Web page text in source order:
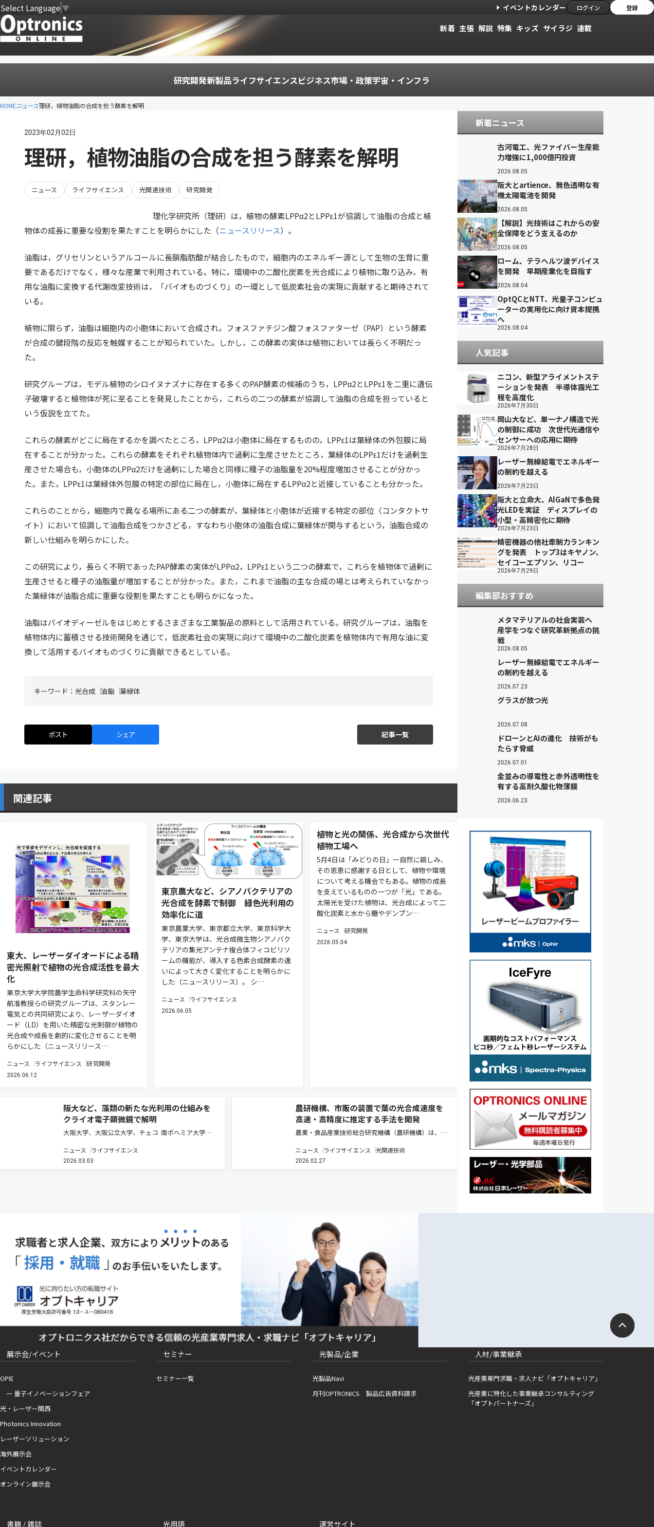
Select Language▼ イベントカレンダー ログイン 登録
新着 主張 解説 特集 キッズ サイラジ 連載
研究開発新製品ライフサイエンスビジネス市場・政策宇宙・インフラ
HOMEニュース理研，植物油脂の合成を担う酵素を解明
2023年02月02日
理研，植物油脂の合成を担う酵素を解明
ニュース ライフサイエンス 光関連技術 研究開発
理化学研究所（理研）は，植物の酵素LPPα2とLPPε1が協調して油脂の合成と植
物体の成長に重要な役割を果たすことを明らかにした（ニュースリリース）。
油脂は，グリセリンというアルコールに長鎖脂肪酸が結合したもので，細胞内のエネルギー源として生物の生育に重
要であるだけでなく，様々な産業で利用されている。特に，環境中の二酸化炭素を光合成により植物に取り込み，有
用な油脂に変換する代謝改変技術は，「バイオものづくり」の一環として低炭素社会の実現に貢献すると期待されて
いる。
植物に限らず，油脂は細胞内の小胞体において合成され，フォスファチジン酸フォスファターゼ（PAP）という酵素
が合成の鍵段階の反応を触媒することが知られていた。しかし，この酵素の実体は植物においては長らく不明だっ
た。
研究グループは，モデル植物のシロイヌナズナに存在する多くのPAP酵素の候補のうち，LPPα2とLPPε1を二重に遺伝
子破壊すると植物体が死に至ることを発見したことから，これらの二つの酵素が協調して油脂の合成を担っていると
いう仮説を立てた。
これらの酵素がどこに局在するかを調べたところ，LPPα2は小胞体に局在するものの，LPPε1は葉緑体の外包膜に局
在することが分かった。これらの酵素をそれぞれ植物体内で過剰に生産させたところ，葉緑体のLPPε1だけを過剰生
産させた場合も，小胞体のLPPα2だけを過剰にした場合と同様に種子の油脂量を20%程度増加させることが分かっ
た。また，LPPε1は葉緑体外包膜の特定の部位に局在し，小胞体に局在するLPPα2と近接していることも分かった。
これらのことから，細胞内で異なる場所にある二つの酵素が，葉緑体と小胞体が近接する特定の部位（コンタクトサ
イト）において協調して油脂合成をつかさどる，すなわち小胞体の油脂合成に葉緑体が関与するという，油脂合成の
新しい仕組みを明らかにした。
この研究により，長らく不明であったPAP酵素の実体がLPPα2，LPPε1という二つの酵素で，これらを植物体で過剰に
生産させると種子の油脂量が増加することが分かった。また，これまで油脂の主な合成の場とは考えられていなかっ
た葉緑体が油脂合成に重要な役割を果たすことも明らかになった。
油脂はバイオディーゼルをはじめとするさまざまな工業製品の原料として活用されている。研究グループは，油脂を
植物体内に蓄積させる技術開発を通じて，低炭素社会の実現に向けて環境中の二酸化炭素を植物体内で有用な油に変
換して活用するバイオものづくりに貢献できるとしている。
キーワード： 光合成 油脂 葉緑体
ポスト シェア 記事一覧
関連記事
東大、レーザーダイオードによる精
密光照射で植物の光合成活性を最大
化
東京大学大学院農学生命科学研究科の矢守
航准教授らの研究グループは、スタンレー
電気との共同研究により、レーザーダイオ
ード（LD）を用いた精密な光制御が植物の
光合成や成長を劇的に変化させることを明
らかにした（ニュースリリース…
ニュース ライフサイエンス 研究開発
2026.06.12
東京農大など、シアノバクテリアの
光合成を酵素で制御 緑色光利用の
効率化に道
東京農業大学、東京都立大学、東京科学大
学、東京大学は、光合成微生物シアノバク
テリアの集光アンテナ複合体フィコビリソ
ームの機能が、導入する色素合成酵素の違
いによって大きく変化することを明らかに
した（ニュースリリース）。 シ…
ニュース ライフサイエンス
2026.06.05
植物と光の関係、光合成から次世代
植物工場へ
5月4日は「みどりの日」ー自然に親しみ、
その恩恵に感謝する日として、植物や環境
について考える機会でもある。植物の成長
を支えているものの一つが「光」である。
太陽光を受けた植物は、光合成によって二
酸化炭素と水から糖やデンプン…
ニュース 研究開発
2026.05.04
阪大など、藻類の新たな光利用の仕組みを
クライオ電子顕微鏡で解明
大阪大学、大阪公立大学、チェコ 南ボヘミア大学、
藻Trachydiscus minutusの光合成アンテナrVCPの立体
構造を2.4Åの高分解能で解明した（ニ…
ニュース ライフサイエンス
2026.03.03
農研機構、市販の装置で葉の光合成速度を
高速・高精度に推定する手法を開発
農業・食品産業技術総合研究機構（農研機構）は、市
わせ、葉の光合成速度を高速かつ高精度に推定する手
法を開発した（ニュースリリース）。 光合成速度の測
ニュース ライフサイエンス 光関連技術
2026.02.27
新着ニュース
古河電工、光ファイバー生産能
力増強に1,000億円投資
2026.08.05
阪大とartience、無色透明な有
機太陽電池を開発
2026.08.05
【解説】光技術はこれからの安
全保障をどう支えるのか
2026.08.05
ローム、テラヘルツ波デバイス
を開発 早期産業化を目指す
2026.08.04
OptQCとNTT、光量子コンピュ
ーターの実用化に向け資本提携
へ
2026.08.04
人気記事
ニコン、新型アライメントステ
ーションを発表 半導体露光工
程を高度化
2026年7月30日
岡山大など、単一ナノ構造で光
の制御に成功 次世代光通信や
センサーへの応用に期待
2026年7月28日
レーザー無線給電でエネルギー
の制約を越える
2026年7月23日
阪大と立命大、AlGaNで多色発
光LEDを実証 ディスプレイの
小型・高精密化に期待
2026年7月23日
精密機器の他社牽制力ランキン
グを発表 トップ3はキヤノン、
セイコーエプソン、リコー
2026年7月29日
編集部おすすめ
メタマテリアルの社会実装へ
産学をつなぐ研究革新拠点の挑
戦
2026.08.05
レーザー無線給電でエネルギー
の制約を越える
2026.07.23
グラスが放つ光
2026.07.08
ドローンとAIの進化 技術がも
たらす脅威
2026.07.01
金並みの導電性と赤外透明性を
有する高耐久酸化物薄膜
2026.06.23
展示会/イベント
OPIE
ー 量子イノベーションフェア
光・レーザー関西
Photonics Innovation
レーザーソリューション
海外展示会
イベントカレンダー
オンライン展示会
セミナー
セミナー一覧
光製品/企業
光製品Navi
月刊OPTRONICS 製品広告資料請求
人材/事業継承
光産業専門求職・求人ナビ「オプトキャリア」
光産業に特化した事業継承コンサルティング
「オプトパートナーズ」
書籍 / 雑誌 光用語 運営サイト